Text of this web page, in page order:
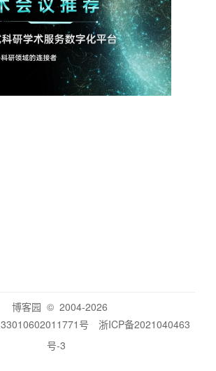
博客园 © 2004-2026
号
浙ICP备2021040463
号-3